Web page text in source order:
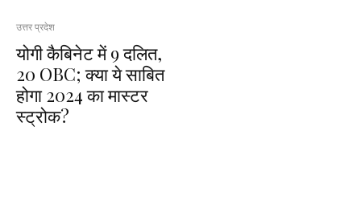
उत्तर प्रदेश
योगी कैबिनेट में 9 दलित,
20 OBC; क्या ये साबित
होगा 2024 का मास्टर
स्ट्रोक?